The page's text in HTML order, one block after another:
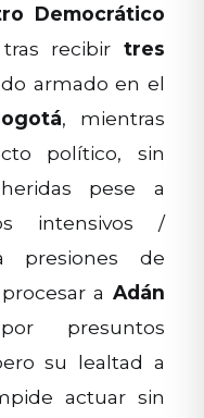
Democrático
recibir tres
armado en el
, mientras
político, sin
pese a
intensivos /
presiones de
a Adán
presuntos
su lealtad a
actuar sin